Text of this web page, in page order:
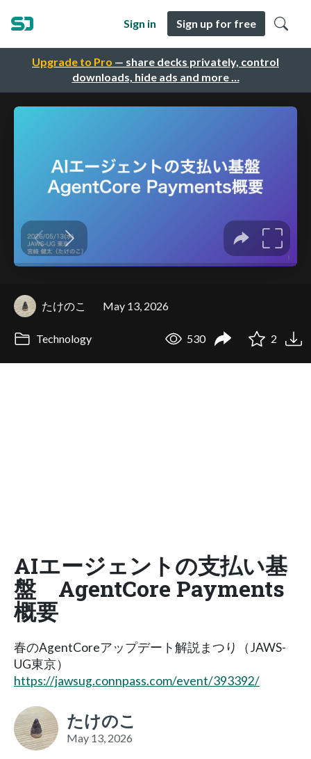
Upgrade to Pro — share decks privately, control
downloads, hide ads and more …
Sign in Sign up for free
たけのこ May 13, 2026
Technology 530 2
AIエージェントの支払い基
盤 AgentCore Payments
概要
春のAgentCoreアップデート解説まつり（JAWS-
UG東京）
https://jawsug.connpass.com/event/393392/
たけのこ
May 13, 2026